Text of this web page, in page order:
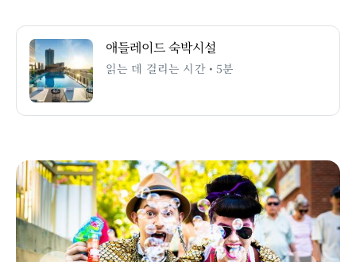
애들레이드 숙박시설
읽는 데 걸리는 시간 • 5분